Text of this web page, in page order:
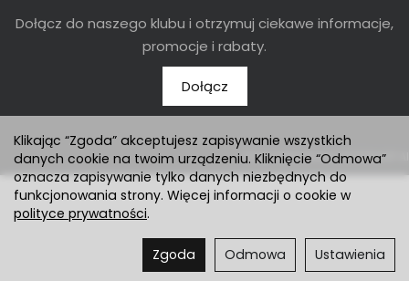
Dołącz do naszego klubu i otrzymuj ciekawe informacje,
promocje i rabaty.
Dołącz
Sklep internetowy SOTESHOP AI
Klikając “Zgoda” akceptujesz zapisywanie wszystkich
danych cookie na twoim urządzeniu. Kliknięcie “Odmowa”
oznacza zapisywanie tylko danych niezbędnych do
funkcjonowania strony. Więcej informacji o cookie w
polityce prywatności.
Ustawienia
Odmowa
Zgoda